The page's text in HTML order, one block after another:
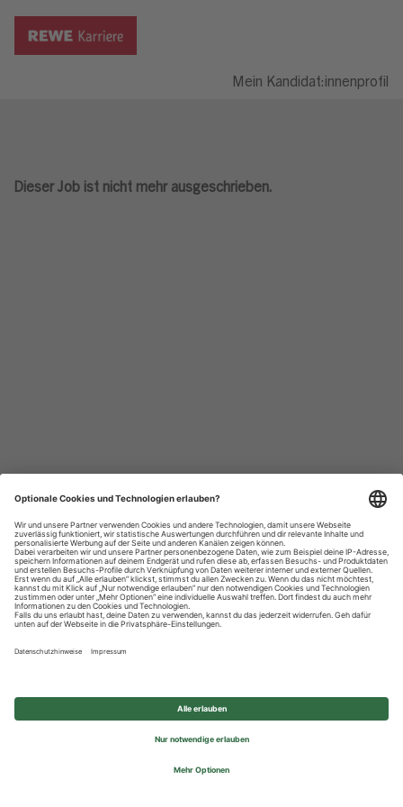
Mein Kandidat:innenprofil
Dieser Job ist nicht mehr ausgeschrieben.
Datenschutzhinweise
Impressum
Privatsphäre-Einstellungen
© 2026 REWE Group - All rights reserved